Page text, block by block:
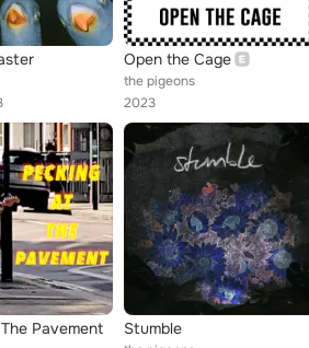
Open the Cage
the pigeons
2023
Pavement Stumble